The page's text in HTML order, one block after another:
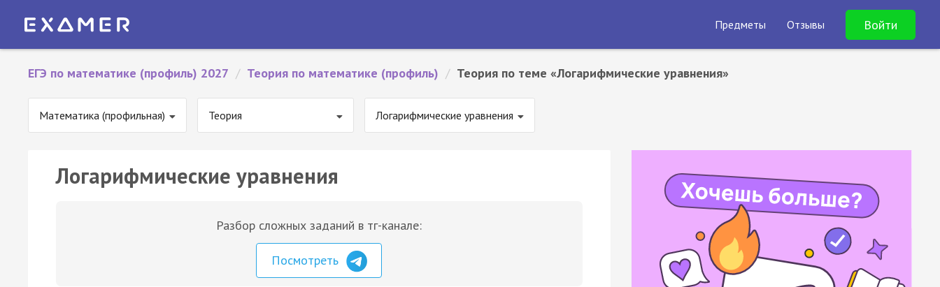
Предметы Отзывы Войти
ЕГЭ по математике (профиль) 2027 / Теория по математике (профиль) / Теория по теме «Логарифмические уравнения»
Математика (профильная) Теория Логарифмические уравнения
Логарифмические уравнения
Разбор сложных заданий в тг-канале:
Посмотреть